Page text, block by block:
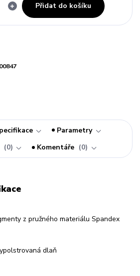
Přidat do košíku
Parametry
0 Komentáře 0
z pružného materiálu Spandex
dlaň